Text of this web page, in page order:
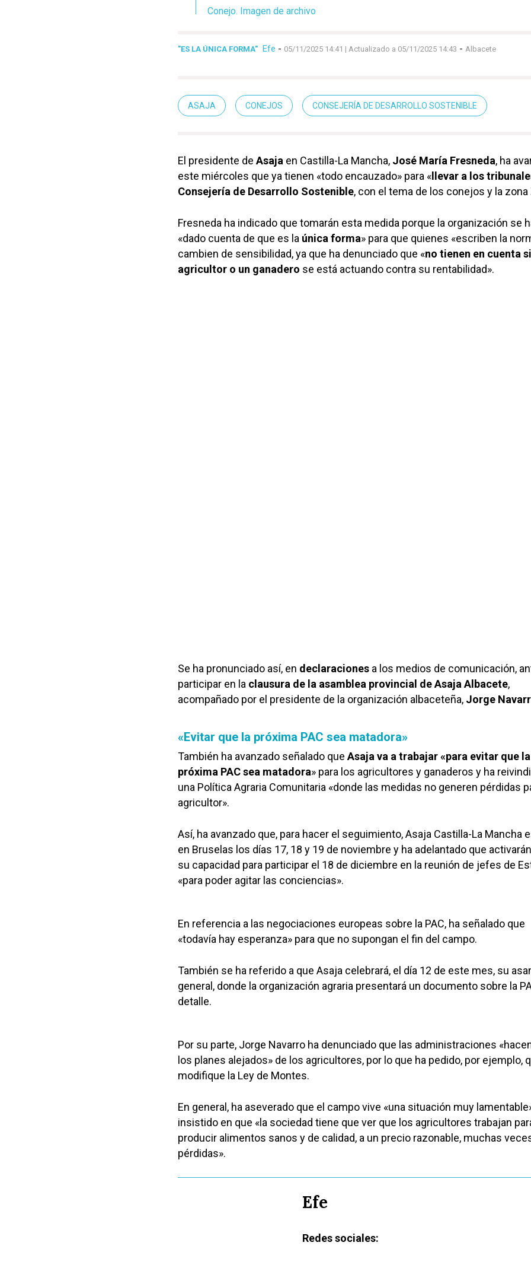
Conejo. Imagen de archivo
"ES LA ÚNICA FORMA" Efe - 05/11/2025 14:41 | Actualizado a 05/11/2025 14:43 - Albacete
ASAJA CONEJOS CONSEJERÍA DE DESARROLLO SOSTENIBLE
El presidente de Asaja en Castilla-La Mancha, José María Fresneda, ha
este miércoles que ya tienen «todo encauzado» para «llevar a los
Consejería de Desarrollo Sostenible, con el tema de los conejos y la zona
Fresneda ha indicado que tomarán esta medida porque la organización se
«dado cuenta de que es la única forma» para que quienes «escriben la
cambien de sensibilidad, ya que ha denunciado que «no tienen en cuenta
agricultor o un ganadero se está actuando contra su rentabilidad».
Se ha pronunciado así, en declaraciones a los medios de comunicación,
participar en la clausura de la asamblea provincial de Asaja Albacete,
acompañado por el presidente de la organización albaceteña, Jorge
«Evitar que la próxima PAC sea matadora»
También ha avanzado señalado que Asaja va a trabajar «para evitar que la
próxima PAC sea matadora» para los agricultores y ganaderos y ha
una Política Agraria Comunitaria «donde las medidas no generen pérdidas
agricultor».
Así, ha avanzado que, para hacer el seguimiento, Asaja Castilla-La Mancha
en Bruselas los días 17, 18 y 19 de noviembre y ha adelantado que
su capacidad para participar el 18 de diciembre en la reunión de jefes de
«para poder agitar las conciencias».
En referencia a las negociaciones europeas sobre la PAC, ha señalado que
«todavía hay esperanza» para que no supongan el fin del campo.
También se ha referido a que Asaja celebrará, el día 12 de este mes, su
general, donde la organización agraria presentará un documento sobre la
detalle.
Por su parte, Jorge Navarro ha denunciado que las administraciones
los planes alejados» de los agricultores, por lo que ha pedido, por ejemplo,
modifique la Ley de Montes.
En general, ha aseverado que el campo vive «una situación muy
insistido en que «la sociedad tiene que ver que los agricultores trabajan
producir alimentos sanos y de calidad, a un precio razonable, muchas
pérdidas».
Efe
Redes sociales: